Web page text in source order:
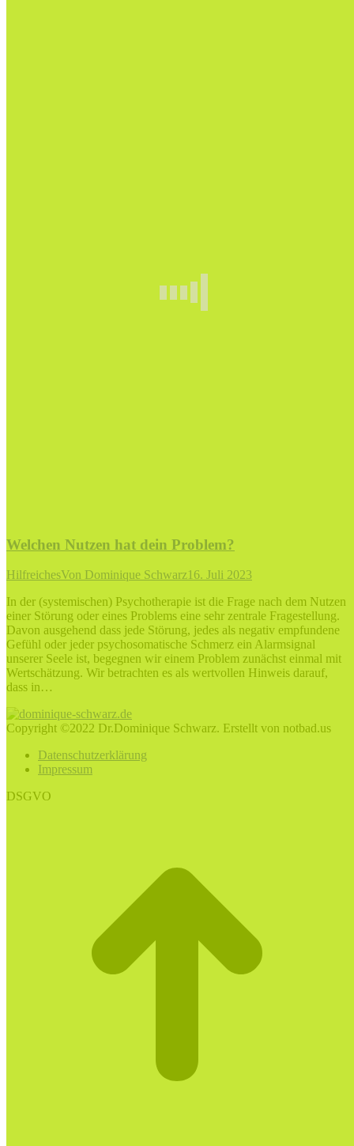
Welchen Nutzen hat dein Problem?
HilfreichesVon Dominique Schwarz16. Juli 2023
In der (systemischen) Psychotherapie ist die Frage nach dem Nutzen
einer Störung oder eines Problems eine sehr zentrale Fragestellung.
Davon ausgehend dass jede Störung, jedes als negativ empfundene
Gefühl oder jeder psychosomatische Schmerz ein Alarmsignal
unserer Seele ist, begegnen wir einem Problem zunächst einmal mit
Wertschätzung. Wir betrachten es als wertvollen Hinweis darauf,
dass in…
Copyright ©2022 Dr.Dominique Schwarz. Erstellt von notbad.us
Datenschutzerklärung
Impressum
DSGVO